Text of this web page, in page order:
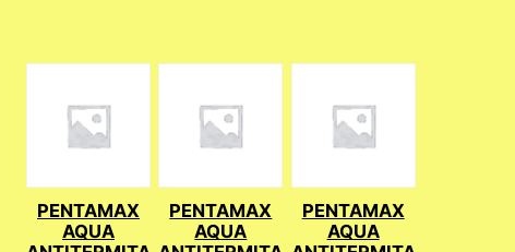
PENTAMAX
AQUA
PENTAMAX
AQUA
PENTAMAX
AQUA